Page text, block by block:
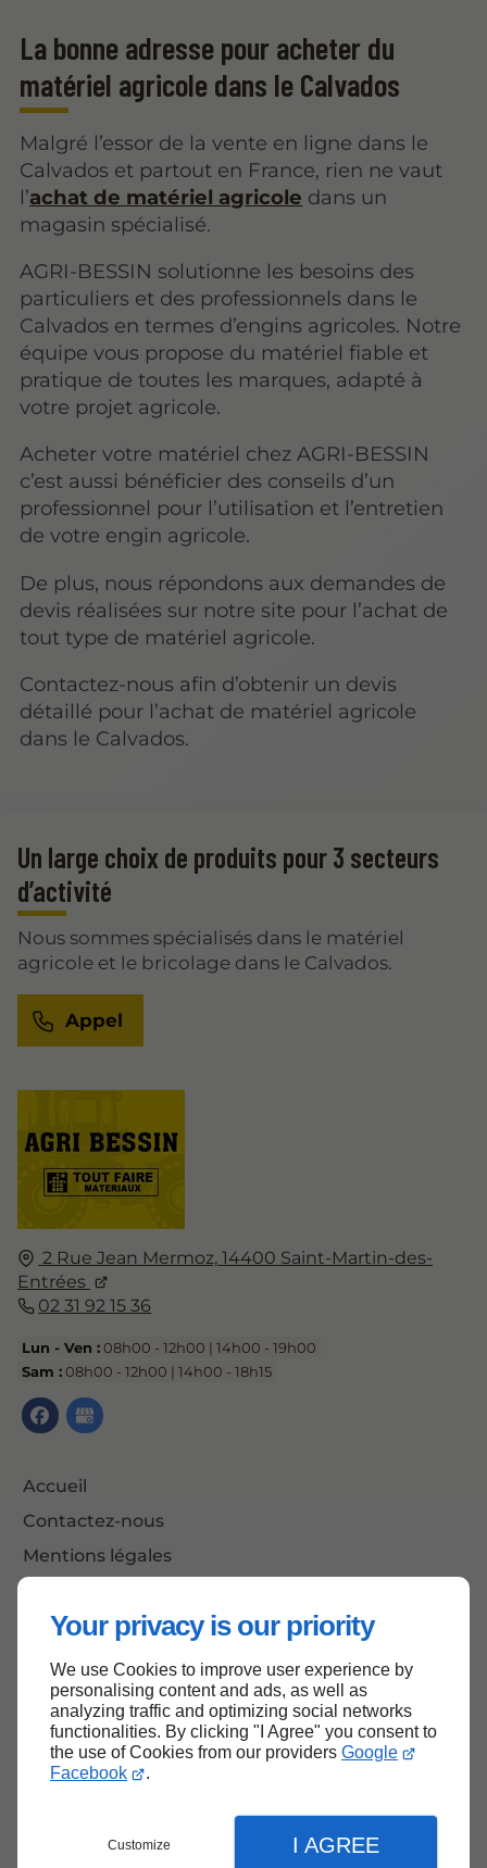
Your privacy is our priority
We use Cookies to improve user experience by
personalising content and ads, as well as
analyzing traffic and optimizing social networks
functionalities. By clicking "I Agree" you consent to
the use of Cookies from our providers Google
Facebook
.
Customize I AGREE
La bonne adresse pour acheter du
matériel agricole dans le Calvados
Malgré l’essor de la vente en ligne dans le
Calvados et partout en France, rien ne vaut
l’achat de matériel agricole dans un
magasin spécialisé.
AGRI-BESSIN solutionne les besoins des
particuliers et des professionnels dans le
Calvados en termes d’engins agricoles. Notre
équipe vous propose du matériel fiable et
pratique de toutes les marques, adapté à
votre projet agricole.
Acheter votre matériel chez AGRI-BESSIN
c’est aussi bénéficier des conseils d’un
professionnel pour l’utilisation et l’entretien
de votre engin agricole.
De plus, nous répondons aux demandes de
devis réalisées sur notre site pour l’achat de
tout type de matériel agricole.
Contactez-nous afin d’obtenir un devis
détaillé pour l’achat de matériel agricole
dans le Calvados.
2 Rue Jean Mermoz, 14400 Saint-Martin-des-
Entrées
02 31 92 15 36
Lun - Ven :08h00 - 12h00 | 14h00 - 19h00
Sam :08h00 - 12h00 | 14h00 - 18h15
Accueil
Contactez-nous
Mentions légales
Un large choix de produits pour 3 secteurs
d’activité
Nous sommes spécialisés dans le matériel
agricole et le bricolage dans le Calvados.
Appel
Haut de page